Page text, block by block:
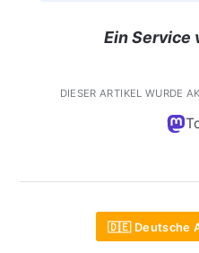
Ein Service
DIESER ARTIKEL WURDE
🇩🇪 Deutsche